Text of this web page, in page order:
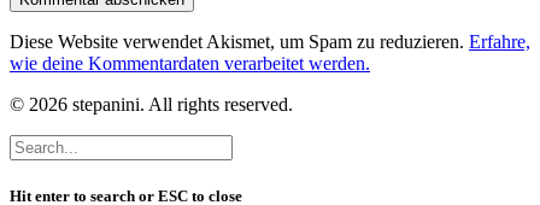
Diese Website verwendet Akismet, um Spam zu reduzieren. Erfahre,
wie deine Kommentardaten verarbeitet werden.
© 2026 stepanini. All rights reserved.
Hit enter to search or ESC to close